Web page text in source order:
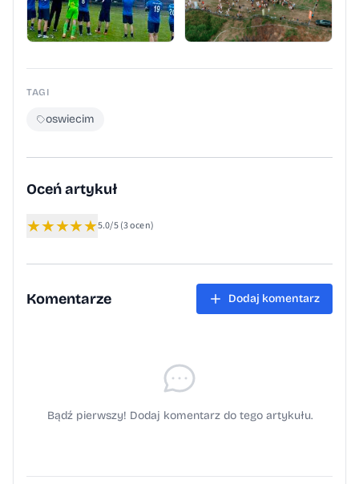
TAGI
oswiecim
Oceń artykuł
★★★★★5.0/5(3 ocen)
Komentarze Dodaj komentarz
Bądź pierwszy! Dodaj komentarz do tego artykułu.